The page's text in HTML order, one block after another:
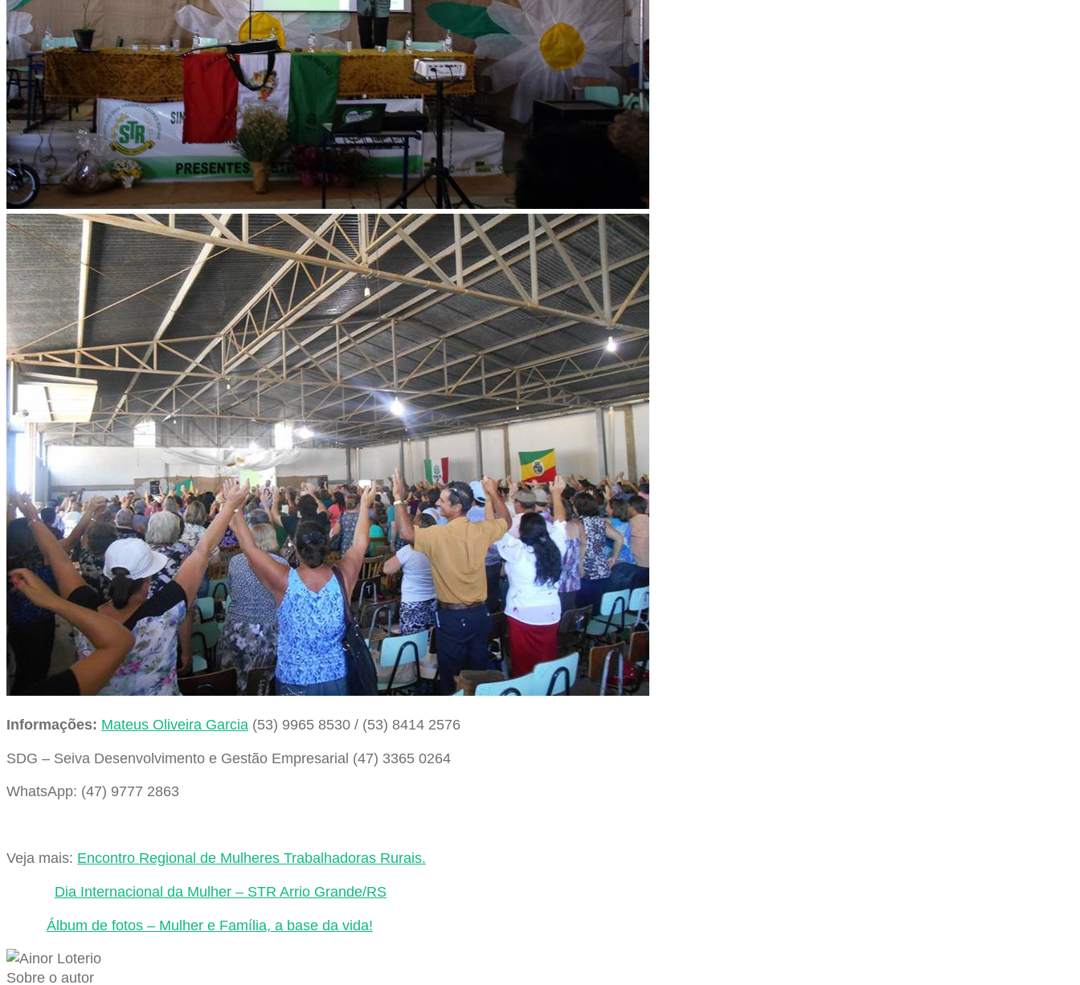
Informações: Mateus Oliveira Garcia (53) 9965 8530 / (53) 8414 2576
SDG – Seiva Desenvolvimento e Gestão Empresarial (47) 3365 0264
WhatsApp: (47) 9777 2863
Veja mais: Encontro Regional de Mulheres Trabalhadoras Rurais.
Dia Internacional da Mulher – STR Arrio Grande/RS
Álbum de fotos – Mulher e Família, a base da vida!
Sobre o autor